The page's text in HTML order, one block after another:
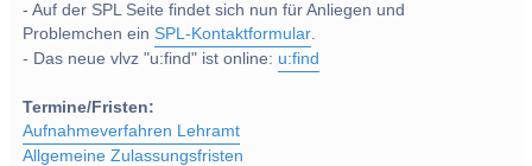
- Auf der SPL Seite findet sich nun für Anliegen und
Problemchen einSPL-Kontaktformular.
- Das neue vlvz "u:find" ist online: u:find
Termine/Fristen:
Aufnahmeverfahren Lehramt
Allgemeine Zulassungsfristen